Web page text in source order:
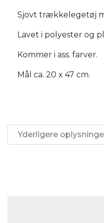
Sjovt trækkelegetøj
Lavet i polyester og
Kommer i ass. farver.
Mål ca. 20 x 47 cm.
Yderligere